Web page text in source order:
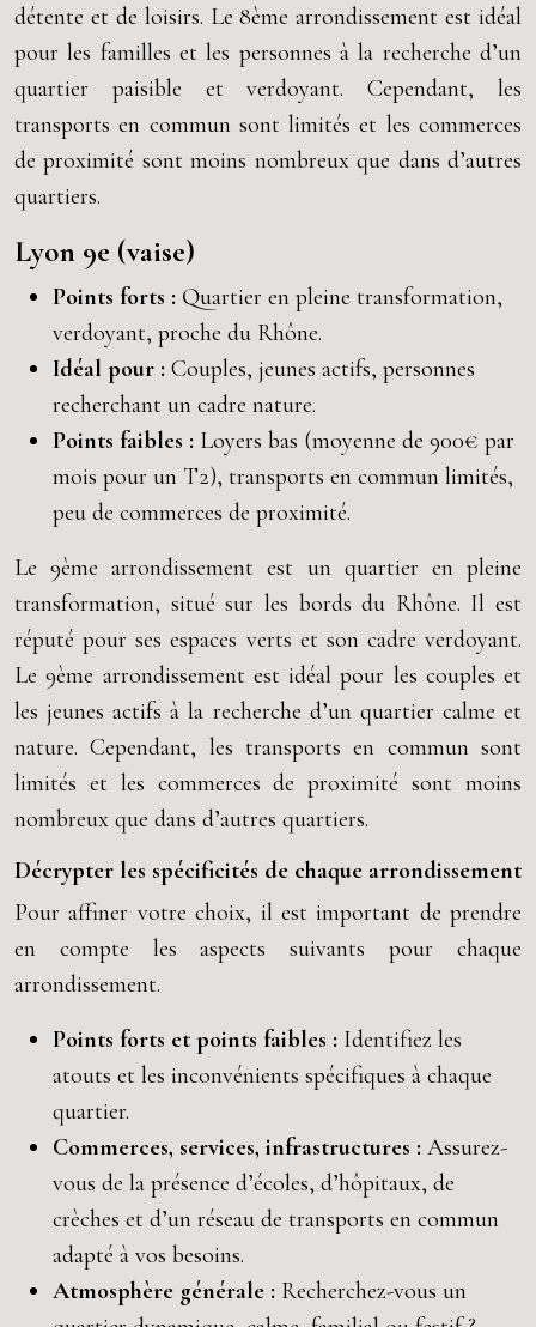
détente et de loisirs. Le 8ème arrondissement est idéal
pour les familles et les personnes à la recherche d’un
quartier paisible et verdoyant. Cependant, les
transports en commun sont limités et les commerces
de proximité sont moins nombreux que dans d’autres
quartiers.
Lyon 9e (vaise)
Points forts : Quartier en pleine transformation,
verdoyant, proche du Rhône.
Idéal pour : Couples, jeunes actifs, personnes
recherchant un cadre nature.
Points faibles : Loyers bas (moyenne de 900€ par
mois pour un T2), transports en commun limités,
peu de commerces de proximité.
Le 9ème arrondissement est un quartier en pleine
transformation, situé sur les bords du Rhône. Il est
réputé pour ses espaces verts et son cadre verdoyant.
Le 9ème arrondissement est idéal pour les couples et
les jeunes actifs à la recherche d’un quartier calme et
nature. Cependant, les transports en commun sont
limités et les commerces de proximité sont moins
nombreux que dans d’autres quartiers.
Décrypter les spécificités de chaque arrondissement
Pour affiner votre choix, il est important de prendre
en compte les aspects suivants pour chaque
arrondissement.
Points forts et points faibles : Identifiez les
atouts et les inconvénients spécifiques à chaque
quartier.
Commerces, services, infrastructures : Assurez-
vous de la présence d’écoles, d’hôpitaux, de
crèches et d’un réseau de transports en commun
adapté à vos besoins.
Atmosphère générale : Recherchez-vous un